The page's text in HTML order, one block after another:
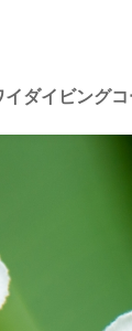
イダイビングコ